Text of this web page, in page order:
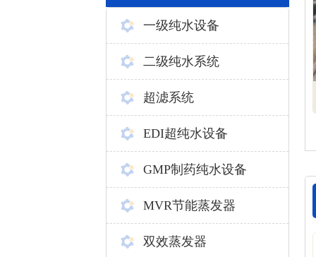
一级纯水设备
二级纯水系统
超滤系统
EDI超纯水设备
GMP制药纯水设备
MVR节能蒸发器
双效蒸发器